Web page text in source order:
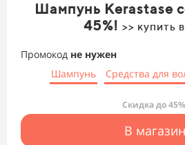
Шампунь Kerastase
45%! >> купить
Промокод не нужен
Шампунь
Средства для
Скидка до
В магазин